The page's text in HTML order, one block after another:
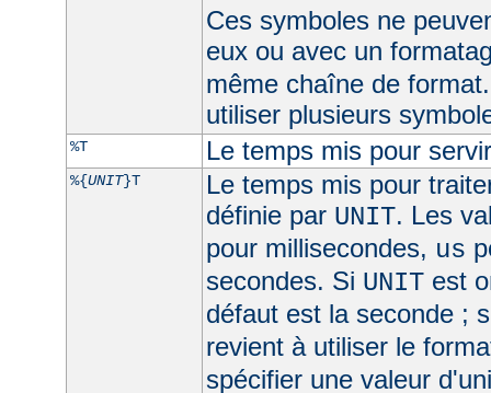
Ces symboles ne
eux ou avec un
même chaîne de
utiliser plusieurs
%T Le temps mis pour
%{UNIT}T
Le temps mis pour
définie par UNIT. Les
pour millisecondes, us
secondes. Si UNITest
défaut est la seconde ;
revient à utiliser le
spécifier une valeur